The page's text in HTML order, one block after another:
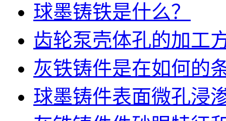
球墨铸铁是什么？
齿轮泵壳体孔的加工
灰铁铸件是在如何的
球墨铸件表面微孔浸